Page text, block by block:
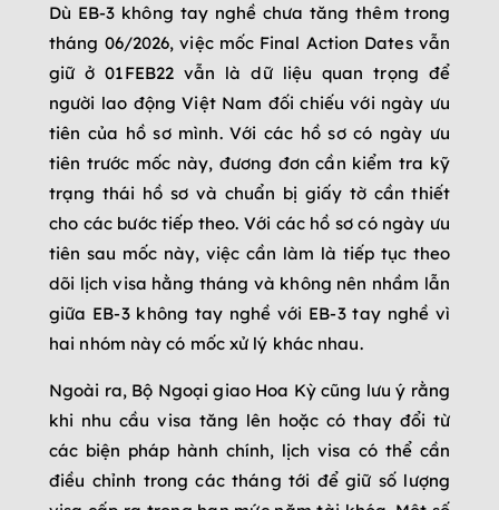
Dù EB-3 không tay nghề chưa tăng thêm trong
tháng 06/2026, việc mốc Final Action Dates vẫn
giữ ở 01FEB22 vẫn là dữ liệu quan trọng để
người lao động Việt Nam đối chiếu với ngày ưu
tiên của hồ sơ mình. Với các hồ sơ có ngày ưu
tiên trước mốc này, đương đơn cần kiểm tra kỹ
trạng thái hồ sơ và chuẩn bị giấy tờ cần thiết
cho các bước tiếp theo. Với các hồ sơ có ngày ưu
tiên sau mốc này, việc cần làm là tiếp tục theo
dõi lịch visa hằng tháng và không nên nhầm lẫn
giữa EB-3 không tay nghề với EB-3 tay nghề vì
hai nhóm này có mốc xử lý khác nhau.
Ngoài ra, Bộ Ngoại giao Hoa Kỳ cũng lưu ý rằng
khi nhu cầu visa tăng lên hoặc có thay đổi từ
các biện pháp hành chính, lịch visa có thể cần
điều chỉnh trong các tháng tới để giữ số lượng